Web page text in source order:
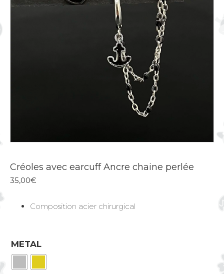
Créoles avec earcuff Ancre chaine perlée
35,00€
Composition acier chirurgical
METAL